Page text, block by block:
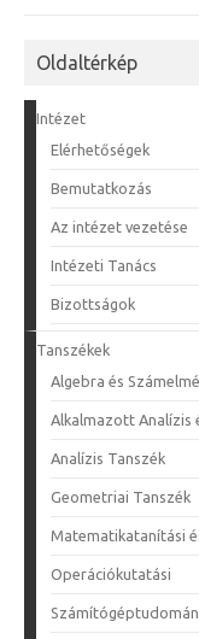
Oldaltérkép
Intézet
Elérhetőségek
Bemutatkozás
Az intézet vezetése
Intézeti Tanács
Bizottságok
Tanszékek
Algebra és
Alkalmazott Analízis
Analízis Tanszék
Geometriai Tanszék
Matematikatanítási
Operációkutatási